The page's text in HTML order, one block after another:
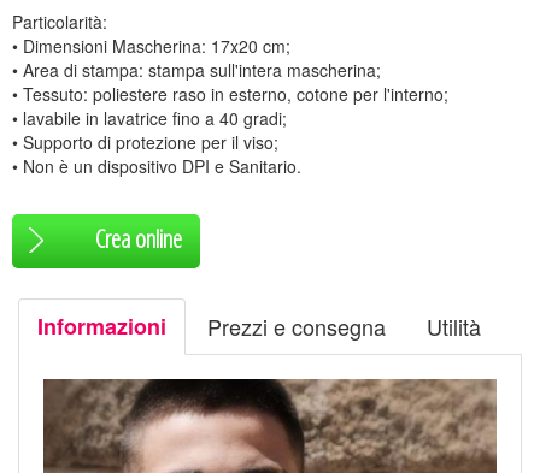
Particolarità:
• Dimensioni Mascherina: 17x20 cm;
• Area di stampa: stampa sull'intera mascherina;
• Tessuto: poliestere raso in esterno, cotone per l'interno;
• lavabile in lavatrice fino a 40 gradi;
• Supporto di protezione per il viso;
• Non è un dispositivo DPI e Sanitario.
Crea online
Informazioni Prezzi e consegna Utilità